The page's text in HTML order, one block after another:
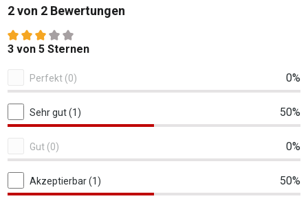
2 von 2 Bewertungen
Durchschnittliche Bewertung von 3 von 5 Sternen
3 von 5 Sternen
2 von 2 Bewertungen
Perfekt (0) 0%
Sehr gut (1) 50%
Gut (0) 0%
Akzeptierbar (1) 50%